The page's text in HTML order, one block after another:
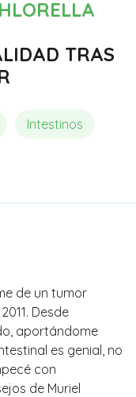
TRAS
Intestinos
de un tumor
Desde
aportándome
es genial, no
con
de Muriel